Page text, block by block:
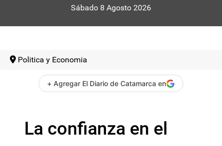
Sábado 8 Agosto 2026
Politica y Economia
+ Agregar El Diario de Catamarca en
La confianza en el